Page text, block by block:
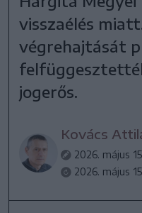
visszaélés
végrehajtását
jogerős.
Kovács
2026. május
2026. május